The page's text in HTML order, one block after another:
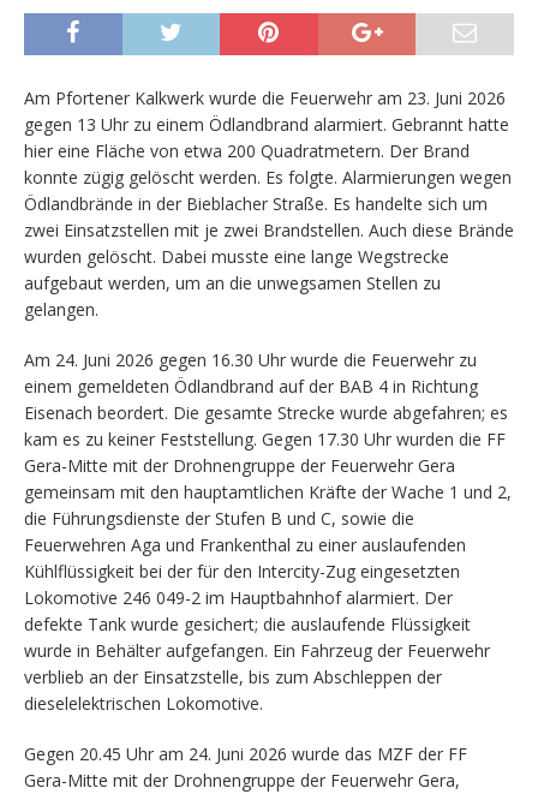
Am Pfortener Kalkwerk wurde die Feuerwehr am 23. Juni 2026
gegen 13 Uhr zu einem Ödlandbrand alarmiert. Gebrannt hatte
hier eine Fläche von etwa 200 Quadratmetern. Der Brand
konnte zügig gelöscht werden. Es folgte. Alarmierungen wegen
Ödlandbrände in der Bieblacher Straße. Es handelte sich um
zwei Einsatzstellen mit je zwei Brandstellen. Auch diese Brände
wurden gelöscht. Dabei musste eine lange Wegstrecke
aufgebaut werden, um an die unwegsamen Stellen zu
gelangen.
Am 24. Juni 2026 gegen 16.30 Uhr wurde die Feuerwehr zu
einem gemeldeten Ödlandbrand auf der BAB 4 in Richtung
Eisenach beordert. Die gesamte Strecke wurde abgefahren; es
kam es zu keiner Feststellung. Gegen 17.30 Uhr wurden die FF
Gera-Mitte mit der Drohnengruppe der Feuerwehr Gera
gemeinsam mit den hauptamtlichen Kräfte der Wache 1 und 2,
die Führungsdienste der Stufen B und C, sowie die
Feuerwehren Aga und Frankenthal zu einer auslaufenden
Kühlflüssigkeit bei der für den Intercity-Zug eingesetzten
Lokomotive 246 049-2 im Hauptbahnhof alarmiert. Der
defekte Tank wurde gesichert; die auslaufende Flüssigkeit
wurde in Behälter aufgefangen. Ein Fahrzeug der Feuerwehr
verblieb an der Einsatzstelle, bis zum Abschleppen der
dieselelektrischen Lokomotive.
Gegen 20.45 Uhr am 24. Juni 2026 wurde das MZF der FF
Gera-Mitte mit der Drohnengruppe der Feuerwehr Gera,